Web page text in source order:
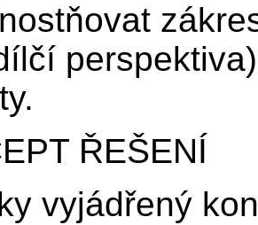
ŘEŠENÍ
vyjádřený